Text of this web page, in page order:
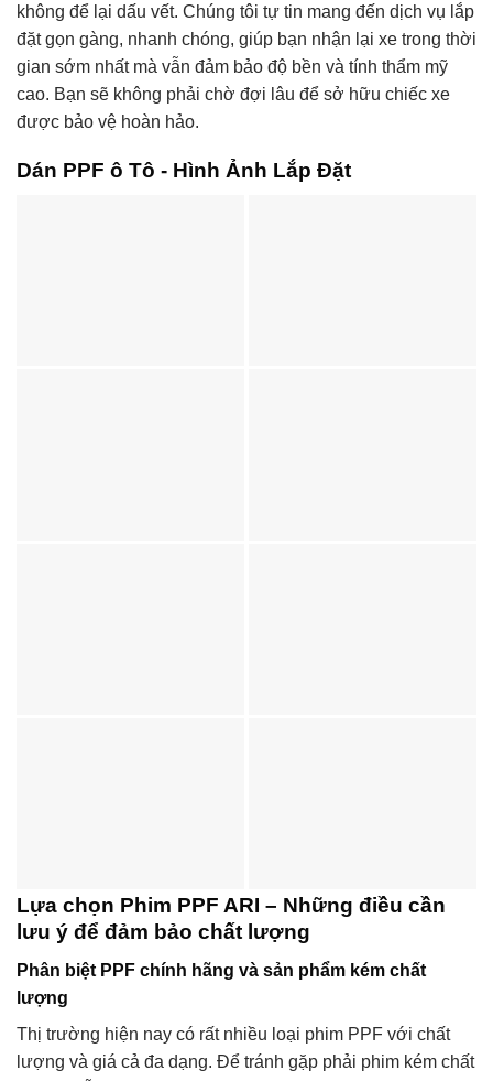
không để lại dấu vết. Chúng tôi tự tin mang đến dịch vụ lắp
đặt gọn gàng, nhanh chóng, giúp bạn nhận lại xe trong thời
gian sớm nhất mà vẫn đảm bảo độ bền và tính thẩm mỹ
cao. Bạn sẽ không phải chờ đợi lâu để sở hữu chiếc xe
được bảo vệ hoàn hảo.
Dán PPF ô Tô - Hình Ảnh Lắp Đặt
Lựa chọn Phim PPF ARI – Những điều cần
lưu ý để đảm bảo chất lượng
Phân biệt PPF chính hãng và sản phẩm kém chất
lượng
Thị trường hiện nay có rất nhiều loại phim PPF với chất
lượng và giá cả đa dạng. Để tránh gặp phải phim kém chất